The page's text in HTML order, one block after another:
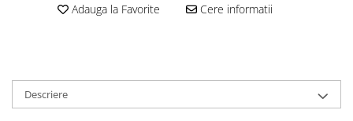
Adauga la Favorite Cere informatii
Descriere